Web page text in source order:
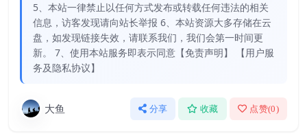
5、本站一律禁止以任何方式发布或转载任何违法的相关
信息，访客发现请向站长举报 6、本站资源大多存储在云
盘，如发现链接失效，请联系我们，我们会第一时间更
新。 7、使用本站服务即表示同意【免责声明】 【用户服
务及隐私协议】
大鱼 分享 收藏 点赞(0)